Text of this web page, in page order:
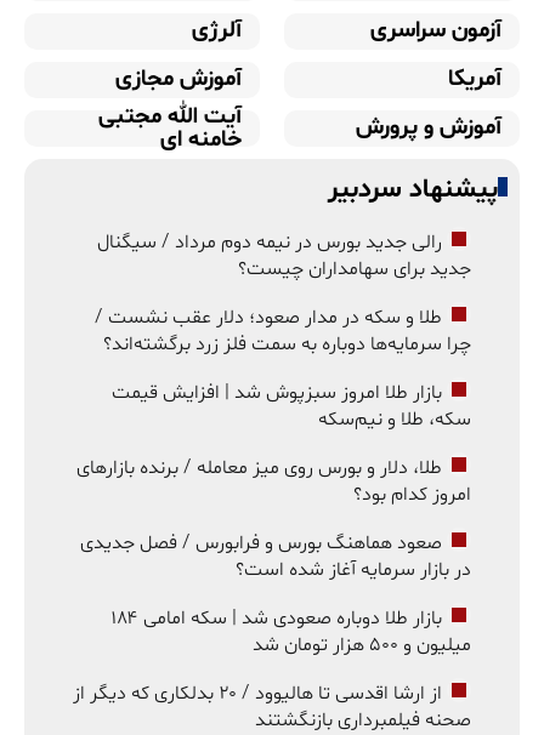
آزمون سراسری
آلرژی
آمریکا
آموزش مجازی
آموزش و پرورش
آیت الله مجتبی
خامنه ای
پیشنهاد سردبیر
رالی جدید بورس در نیمه دوم مرداد / سیگنال
جدید برای سهامداران چیست؟
طلا و سکه در مدار صعود؛ دلار عقب نشست /
چرا سرمایه‌ها دوباره به سمت فلز زرد برگشته‌اند؟
بازار طلا امروز سبزپوش شد | افزایش قیمت
سکه، طلا و نیم‌سکه
طلا، دلار و بورس روی میز معامله / برنده بازارهای
امروز کدام بود؟
صعود هماهنگ بورس و فرابورس / فصل جدیدی
در بازار سرمایه آغاز شده است؟
بازار طلا دوباره صعودی شد | سکه امامی ۱۸۴
میلیون و ۵۰۰ هزار تومان شد
از ارشا اقدسی تا هالیوود / ۲۰ بدلکاری که دیگر از
صحنه فیلمبرداری بازنگشتند